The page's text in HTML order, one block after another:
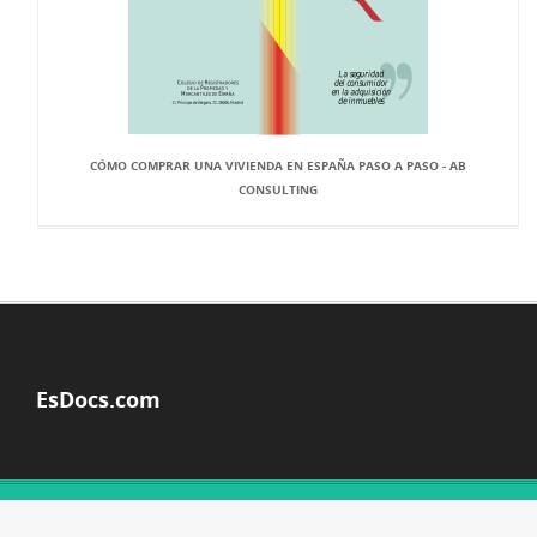
CÓMO COMPRAR UNA VIVIENDA EN ESPAÑA PASO A PASO - AB
CONSULTING
EsDocs.com